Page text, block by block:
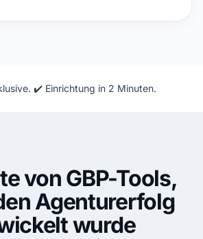
✔️ Einrichtung in 2 Minuten.
von GBP-Tools,
Agenturerfolg
wurde